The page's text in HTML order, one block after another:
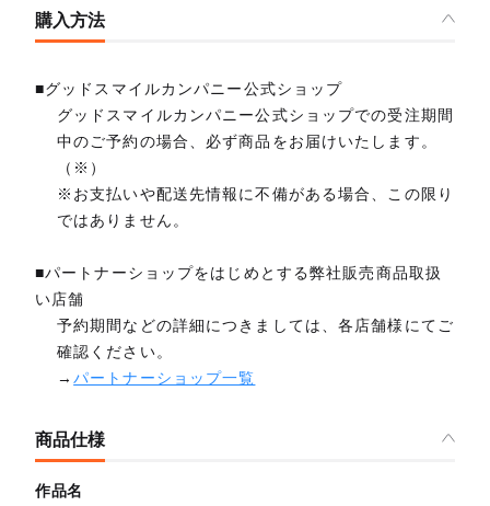
購入方法
■グッドスマイルカンパニー公式ショップ
グッドスマイルカンパニー公式ショップでの受注期間
中のご予約の場合、必ず商品をお届けいたします。
（※）
※お支払いや配送先情報に不備がある場合、この限り
ではありません。
■パートナーショップをはじめとする弊社販売商品取扱
い店舗
予約期間などの詳細につきましては、各店舗様にてご
確認ください。
→パートナーショップ一覧
商品仕様
作品名